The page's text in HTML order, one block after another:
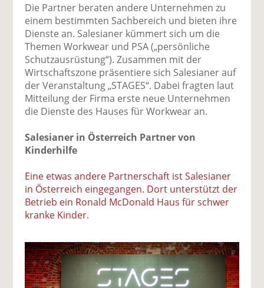
il
e
n
e
n
d
e
n
Die Partner beraten andere Unternehmen zu
einem bestimmten Sachbereich und bieten ihre
Dienste an. Salesianer kümmert sich um die
Themen Workwear und PSA („persönliche
Schutzausrüstung“). Zusammen mit der
Wirtschaftszone präsentiere sich Salesianer auf
der Veranstaltung „STAGES“. Dabei fragten laut
Mitteilung der Firma erste neue Unternehmen
die Dienste des Hauses für Workwear an.
Salesianer in Österreich Partner von
Kinderhilfe
Eine etwas andere Partnerschaft ist Salesianer
in Österreich eingegangen. Dort unterstützt der
Betrieb ein Ronald McDonald Haus für schwer
kranke Kinder.